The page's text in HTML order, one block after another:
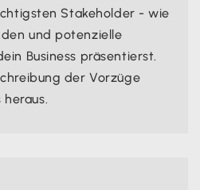
Stakeholder - wie
und potenzielle
Business präsentierst.
der Vorzüge